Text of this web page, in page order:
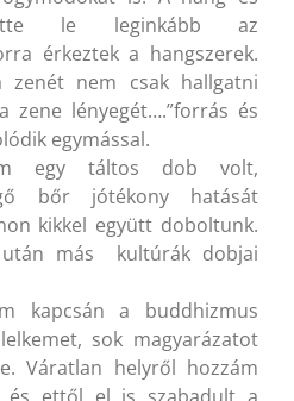
le leginkább az
érkeztek a hangszerek.
zenét nem csak hallgatni
zene lényegét….”forrás és
egymással.
egy táltos dob volt,
bőr jótékony hatását
kikkel együtt doboltunk.
más kultúrák dobjai
kapcsán a buddhizmus
sok magyarázatot
Váratlan helyről hozzám